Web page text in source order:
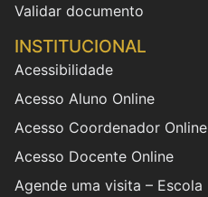
Validar documento
INSTITUCIONAL
Acessibilidade
Acesso Aluno Online
Acesso Coordenador Online
Acesso Docente Online
Agende uma visita – Escola